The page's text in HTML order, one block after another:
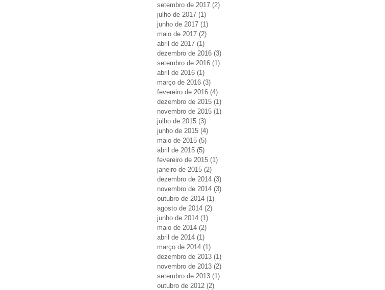
setembro de 2017 (2)
julho de 2017 (1)
junho de 2017 (1)
maio de 2017 (2)
abril de 2017 (1)
dezembro de 2016 (3)
setembro de 2016 (1)
abril de 2016 (1)
março de 2016 (3)
fevereiro de 2016 (4)
dezembro de 2015 (1)
novembro de 2015 (1)
julho de 2015 (3)
junho de 2015 (4)
maio de 2015 (5)
abril de 2015 (5)
fevereiro de 2015 (1)
janeiro de 2015 (2)
dezembro de 2014 (3)
novembro de 2014 (3)
outubro de 2014 (1)
agosto de 2014 (2)
junho de 2014 (1)
maio de 2014 (2)
abril de 2014 (1)
março de 2014 (1)
dezembro de 2013 (1)
novembro de 2013 (2)
setembro de 2013 (1)
outubro de 2012 (2)